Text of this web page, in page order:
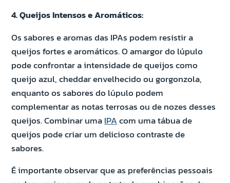
4. Queijos Intensos e Aromáticos:
Os sabores e aromas das IPAs podem resistir a
queijos fortes e aromáticos. O amargor do lúpulo
pode confrontar a intensidade de queijos como
queijo azul, cheddar envelhecido ou gorgonzola,
enquanto os sabores do lúpulo podem
complementar as notas terrosas ou de nozes desses
queijos. Combinar uma IPA com uma tábua de
queijos pode criar um delicioso contraste de
sabores.
É importante observar que as preferências pessoais